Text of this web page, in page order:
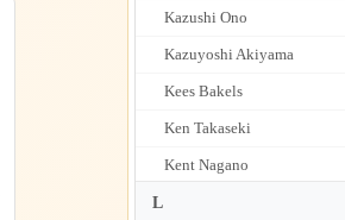
Kazushi Ono
Kazuyoshi Akiyama
Kees Bakels
Ken Takaseki
Kent Nagano
L